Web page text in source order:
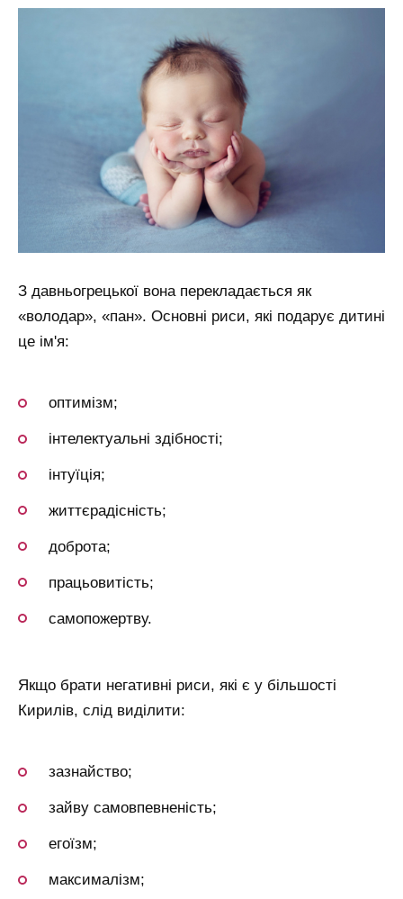
З давньогрецької вона перекладається як
«володар», «пан». Основні риси, які подарує дитині
це ім'я:
оптимізм;
інтелектуальні здібності;
інтуїція;
життєрадісність;
доброта;
працьовитість;
самопожертву.
Якщо брати негативні риси, які є у більшості
Кирилів, слід виділити:
зазнайство;
зайву самовпевненість;
егоїзм;
максималізм;